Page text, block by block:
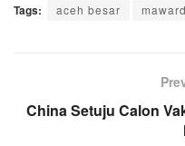
o
i
r
a
p
l
r
a
Tags: aceh besar
China Setuju Calon